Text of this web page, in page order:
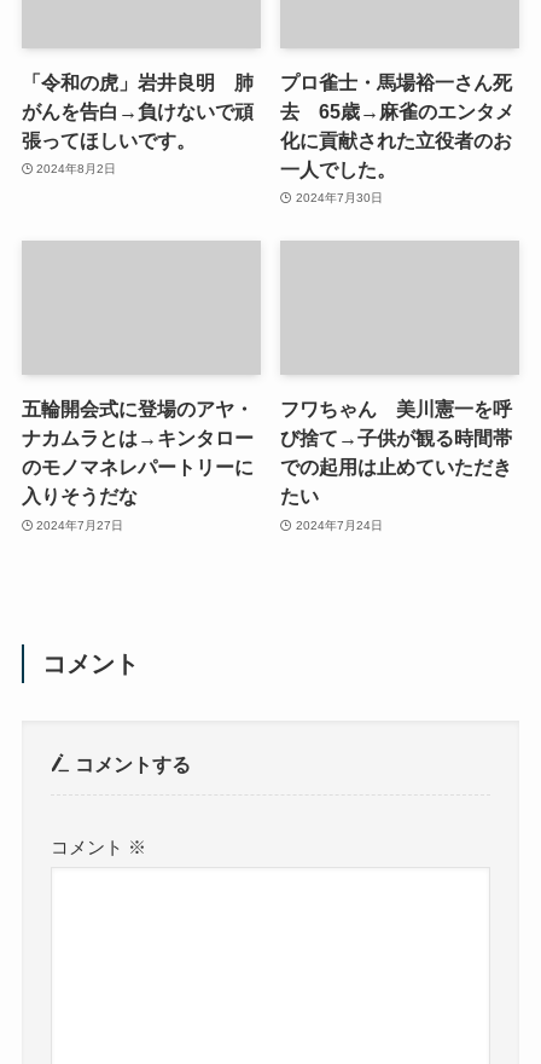
「令和の虎」岩井良明 肺
がんを告白→負けないで頑
張ってほしいです。
2024年8月2日
プロ雀士・馬場裕一さん死
去 65歳→麻雀のエンタメ
化に貢献された立役者のお
一人でした。
2024年7月30日
五輪開会式に登場のアヤ・
ナカムラとは→キンタロー
のモノマネレパートリーに
入りそうだな
2024年7月27日
フワちゃん 美川憲一を呼
び捨て→子供が観る時間帯
での起用は止めていただき
たい
2024年7月24日
コメント
コメントする
コメント ※